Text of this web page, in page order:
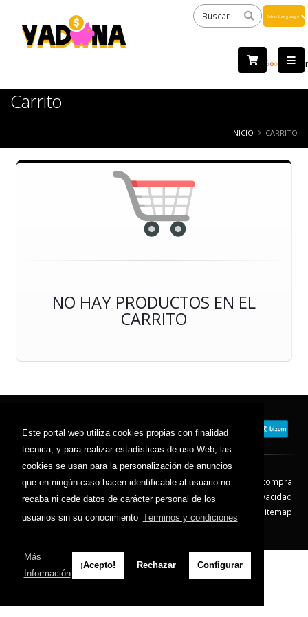
Este portal web utiliza cookies propias con finalidad
técnica, y para realizar estadísticas de uso Web, las
cookies se usan para la personalización de anuncios
que en ningún caso hacen identificable al usuario no
recaba ni cede datos de carácter personal de los
usuarios sin su conocimiento Términos y condiciones
Más
Información
¡Acepto! Rechazar Configurar
by
Carrito
INICIO CARRITO
NO HAY PRODUCTOS EN EL
CARRITO
Contacto Aviso Legal
Condiciones de compra
Política de envíos
Política de devolución
Política de Privacidad
Política de Cookies
Sitemap